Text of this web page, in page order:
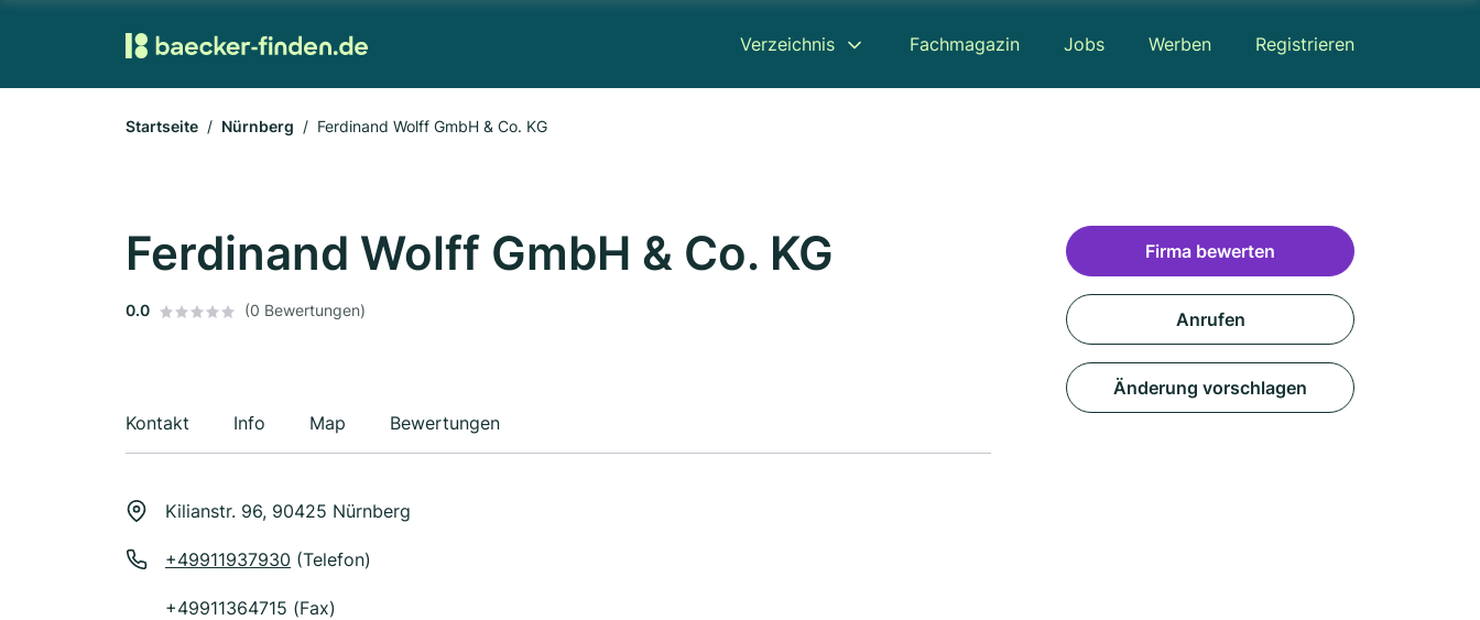
Verzeichnis Fachmagazin Jobs Werben Registrieren
Startseite Nürnberg Ferdinand Wolff GmbH & Co. KG
Ferdinand Wolff GmbH & Co. KG
0.0 (0 Bewertungen)
Kontakt Info Map Bewertungen
Kilianstr. 96, 90425 Nürnberg
+49911937930 (Telefon)
+49911364715 (Fax)
Firma bewerten
Anrufen
Änderung vorschlagen